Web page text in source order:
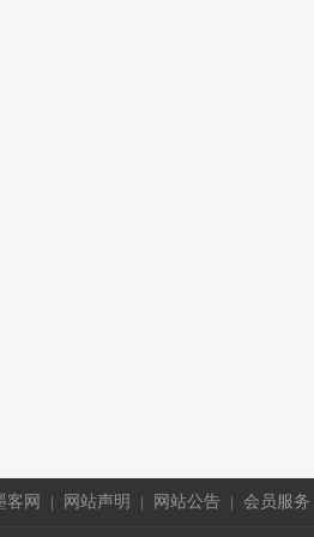
客网 | 网站声明 | 网站公告 | 会员服务